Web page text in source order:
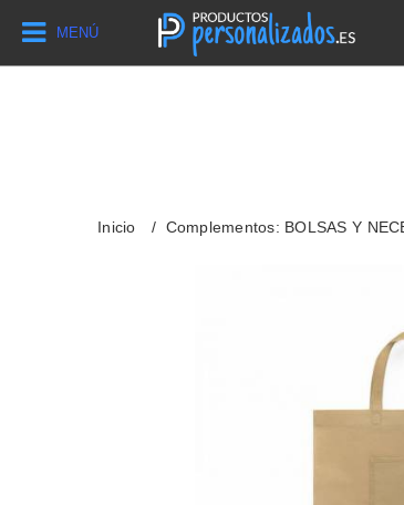
MENÚ
Inicio Complementos: BOLSAS Y